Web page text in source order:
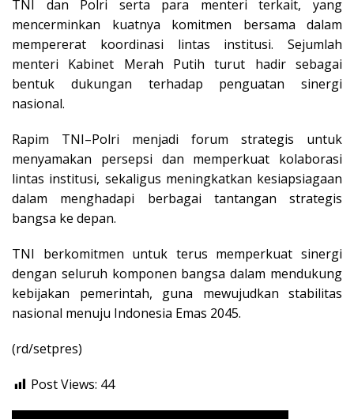
TNI dan Polri serta para menteri terkait, yang
mencerminkan kuatnya komitmen bersama dalam
mempererat koordinasi lintas institusi. Sejumlah
menteri Kabinet Merah Putih turut hadir sebagai
bentuk dukungan terhadap penguatan sinergi
nasional.
Rapim TNI–Polri menjadi forum strategis untuk
menyamakan persepsi dan memperkuat kolaborasi
lintas institusi, sekaligus meningkatkan kesiapsiagaan
dalam menghadapi berbagai tantangan strategis
bangsa ke depan.
TNI berkomitmen untuk terus memperkuat sinergi
dengan seluruh komponen bangsa dalam mendukung
kebijakan pemerintah, guna mewujudkan stabilitas
nasional menuju Indonesia Emas 2045.
(rd/setpres)
Post Views: 44